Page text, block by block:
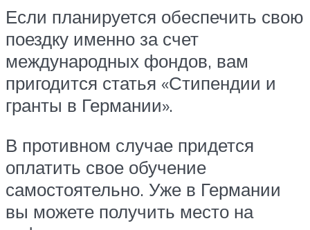
Если планируется обеспечить свою
поездку именно за счет
международных фондов, вам
пригодится статья «Стипендии и
гранты в Германии».
В противном случае придется
оплатить свое обучение
самостоятельно. Уже в Германии
вы можете получить место на